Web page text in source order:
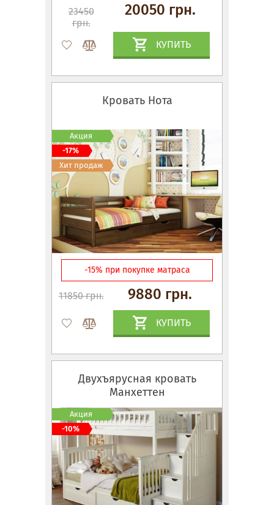
23450
грн.
20050 грн.
КУПИТЬ
Кровать Нота
-15% при покупке матраса
11850 грн. 9880 грн.
КУПИТЬ
Акция
-17%
Хит продаж
Двухъярусная кровать
Манхеттен
Акция
-10%